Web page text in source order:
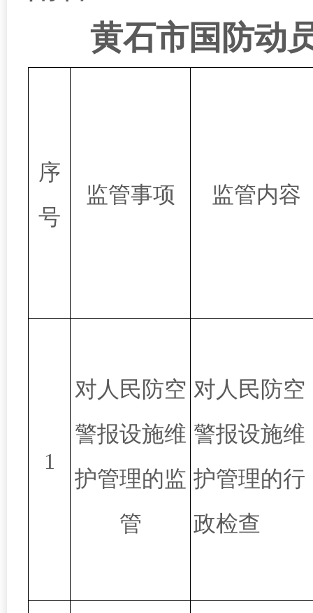
黄石市国防动
序
号
监管事项 监管内容
1
对人民防空
警报设施维
护管理的监
管
对人民防空
警报设施维
护管理的行
政检查